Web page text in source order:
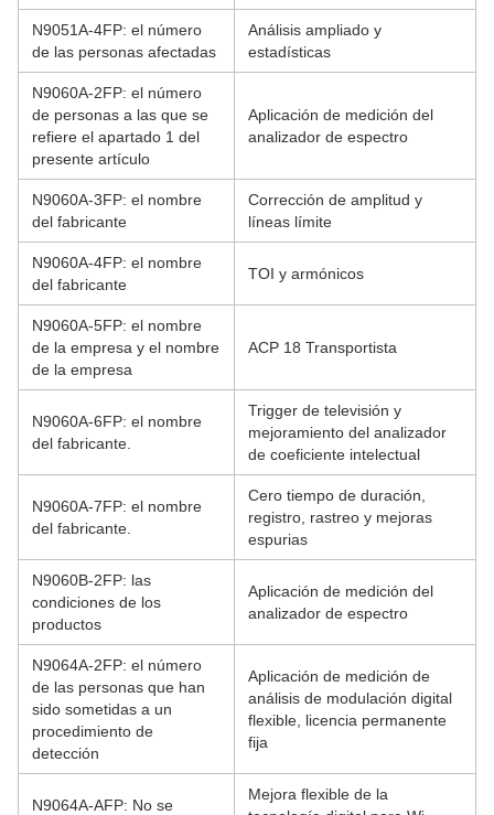
N9051A-4FP: el número
de las personas afectadas
Análisis ampliado y
estadísticas
N9060A-2FP: el número
de personas a las que se
refiere el apartado 1 del
presente artículo
Aplicación de medición del
analizador de espectro
N9060A-3FP: el nombre
del fabricante
Corrección de amplitud y
líneas límite
N9060A-4FP: el nombre
del fabricante
TOI y armónicos
N9060A-5FP: el nombre
de la empresa y el nombre
de la empresa
ACP 18 Transportista
N9060A-6FP: el nombre
del fabricante.
Trigger de televisión y
mejoramiento del analizador
de coeficiente intelectual
N9060A-7FP: el nombre
del fabricante.
Cero tiempo de duración,
registro, rastreo y mejoras
espurias
N9060B-2FP: las
condiciones de los
productos
Aplicación de medición del
analizador de espectro
N9064A-2FP: el número
de las personas que han
sido sometidas a un
procedimiento de
detección
Aplicación de medición de
análisis de modulación digital
flexible, licencia permanente
fija
N9064A-AFP: No se
Mejora flexible de la